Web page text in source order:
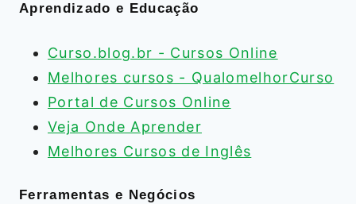
Aprendizado e Educação
Curso.blog.br - Cursos Online
Melhores cursos - QualomelhorCurso
Portal de Cursos Online
Veja Onde Aprender
Melhores Cursos de Inglês
Ferramentas e Negócios